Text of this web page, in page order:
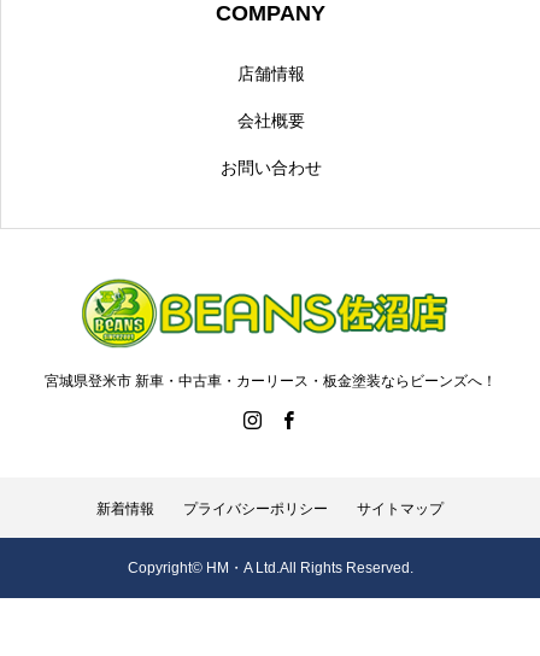
COMPANY
店舗情報
会社概要
お問い合わせ
宮城県登米市 新車・中古車・カーリース・板金塗装ならビーンズへ！
新着情報 プライバシーポリシー サイトマップ
Copyright©︎ HM・A Ltd.All Rights Reserved.